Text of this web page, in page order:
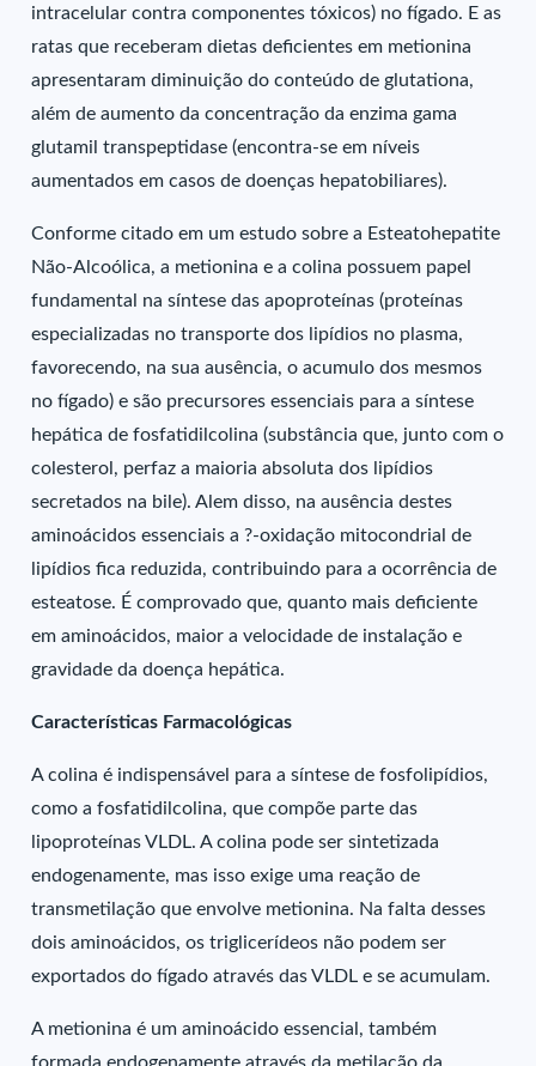
intracelular contra componentes tóxicos) no fígado. E as
ratas que receberam dietas deficientes em metionina
apresentaram diminuição do conteúdo de glutationa,
além de aumento da concentração da enzima gama
glutamil transpeptidase (encontra-se em níveis
aumentados em casos de doenças hepatobiliares).
Conforme citado em um estudo sobre a Esteatohepatite
Não-Alcoólica, a metionina e a colina possuem papel
fundamental na síntese das apoproteínas (proteínas
especializadas no transporte dos lipídios no plasma,
favorecendo, na sua ausência, o acumulo dos mesmos
no fígado) e são precursores essenciais para a síntese
hepática de fosfatidilcolina (substância que, junto com o
colesterol, perfaz a maioria absoluta dos lipídios
secretados na bile). Alem disso, na ausência destes
aminoácidos essenciais a ?-oxidação mitocondrial de
lipídios fica reduzida, contribuindo para a ocorrência de
esteatose. É comprovado que, quanto mais deficiente
em aminoácidos, maior a velocidade de instalação e
gravidade da doença hepática.
Características Farmacológicas
A colina é indispensável para a síntese de fosfolipídios,
como a fosfatidilcolina, que compõe parte das
lipoproteínas VLDL. A colina pode ser sintetizada
endogenamente, mas isso exige uma reação de
transmetilação que envolve metionina. Na falta desses
dois aminoácidos, os triglicerídeos não podem ser
exportados do fígado através das VLDL e se acumulam.
A metionina é um aminoácido essencial, também